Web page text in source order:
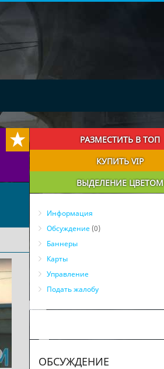
РАЗМЕСТИТЬ В ТОП
КУПИТЬ VIP
ВЫДЕЛЕНИЕ ЦВЕТОМ
Информация
Обсуждение(0)
Баннеры
Карты
Управление
Подать жалобу
ОБСУЖДЕНИЕ